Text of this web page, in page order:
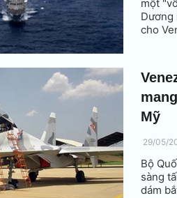
một
Dương
cho
Mỹ
29/05/
Bộ
sàng
dám